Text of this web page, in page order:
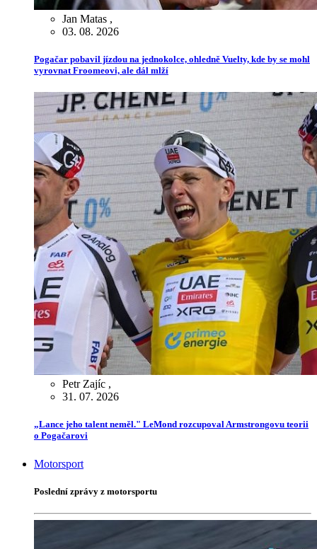
Jan Matas ,
03. 08. 2026
Pogačar pobavil jízdou na jednokolce, ohledně Vuelty, kde by se mohl
vyrovnat Froomeovi, ale dál mlží
Petr Zajíc ,
31. 07. 2026
„Lance jeho talent neměl." LeMond rozcupoval Armstrongovu teorii
o Pogačarovi
Motorsport
Poslední zprávy z motorsportu